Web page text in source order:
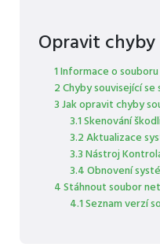
Opravit
1 Informace o
2 Chyby související
3 Jak opravit chyby
3.1 Skenování
3.2 Aktualizace
3.3 Nástroj
3.4 Obnovení
4 Stáhnout soubor
4.1 Seznam verzí